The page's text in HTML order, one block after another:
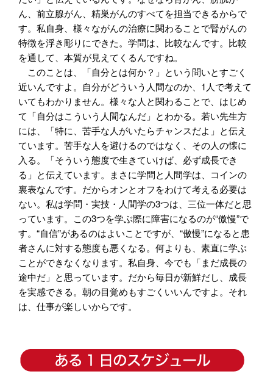
ん、前立腺がん、精巣がんのすべてを担当できるからで
す。私自身、様々ながんの治療に関わることで腎がんの
特徴を浮き彫りにできた。学問は、比較なんです。比較
を通して、本質が見えてくるんですね。
このことは、「自分とは何か？」という問いとすごく
近いんですよ。自分がどういう人間なのか、1人で考えて
いてもわかりません。様々な人と関わることで、はじめ
て「自分はこういう人間なんだ」とわかる。若い先生方
には、「特に、苦手な人がいたらチャンスだよ」と伝え
ています。苦手な人を避けるのではなく、その人の懐に
入る。「そういう態度で生きていけば、必ず成長でき
る」と伝えています。まさに学問と人間学は、コインの
裏表なんです。だからオンとオフをわけて考える必要は
ない。私は学問・実技・人間学の3つは、三位一体だと思
っています。この3つを学ぶ際に障害になるのが“傲慢”で
す。“自信”があるのはよいことですが、“傲慢”になると患
者さんに対する態度も悪くなる。何よりも、素直に学ぶ
ことができなくなります。私自身、今でも「まだ成長の
途中だ」と思っています。だから毎日が新鮮だし、成長
を実感できる。朝の目覚めもすごくいいんですよ。それ
は、仕事が楽しいからです。